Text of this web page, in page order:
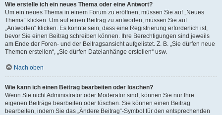
Wie erstelle ich ein neues Thema oder eine Antwort?
Um ein neues Thema in einem Forum zu eröffnen, müssen Sie auf „Neues
Thema“ klicken. Um auf einen Beitrag zu antworten, müssen Sie auf
„Antworten“ klicken. Es könnte sein, dass eine Registrierung erforderlich ist,
bevor Sie einen Beitrag schreiben können. Ihre Berechtigungen sind jeweils
am Ende der Foren- und der Beitragsansicht aufgelistet. Z. B. „Sie dürfen neue
Themen erstellen“, „Sie dürfen Dateianhänge erstellen“ usw.
Nach oben
Wie kann ich einen Beitrag bearbeiten oder löschen?
Wenn Sie nicht Administrator oder Moderator sind, können Sie nur Ihre
eigenen Beiträge bearbeiten oder löschen. Sie können einen Beitrag
bearbeiten, indem Sie das „Ändere Beitrag“-Symbol für den entsprechenden